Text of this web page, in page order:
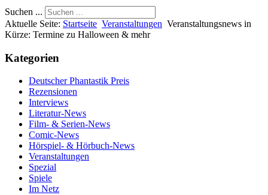
Suchen ...
Aktuelle Seite: Startseite Veranstaltungen Veranstaltungsnews in
Kürze: Termine zu Halloween & mehr
Kategorien
Deutscher Phantastik Preis
Rezensionen
Interviews
Literatur-News
Film- & Serien-News
Comic-News
Hörspiel- & Hörbuch-News
Veranstaltungen
Spezial
Spiele
Im Netz